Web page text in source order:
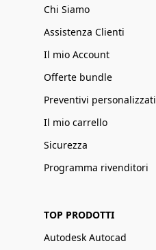
Chi Siamo
Assistenza Clienti
Il mio Account
Offerte bundle
Preventivi personalizzati
Il mio carrello
Sicurezza
Programma rivenditori
TOP PRODOTTI
Autodesk Autocad